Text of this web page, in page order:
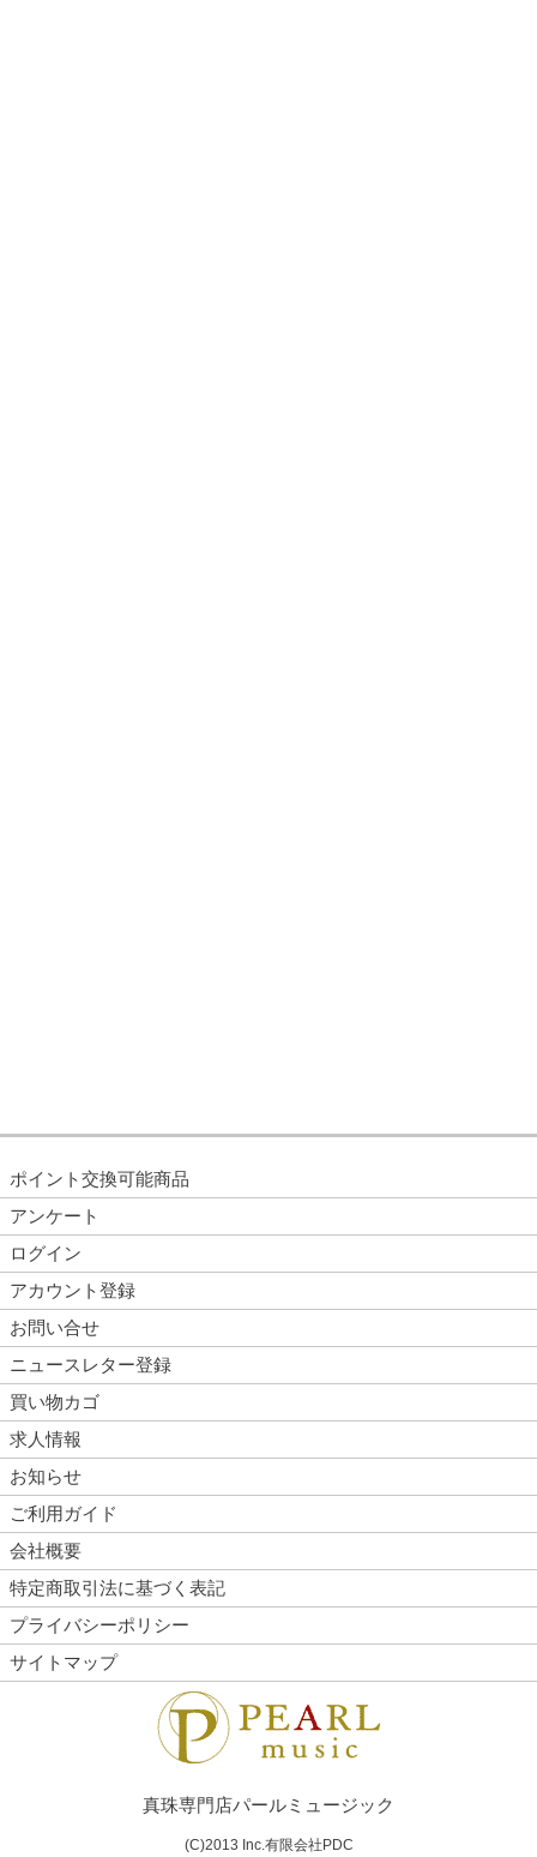
ポイント交換可能商品
アンケート
ログイン
アカウント登録
お問い合せ
ニュースレター登録
買い物カゴ
求人情報
お知らせ
ご利用ガイド
会社概要
特定商取引法に基づく表記
プライバシーポリシー
サイトマップ
真珠専門店パールミュージック
(C)2013 Inc.有限会社PDC